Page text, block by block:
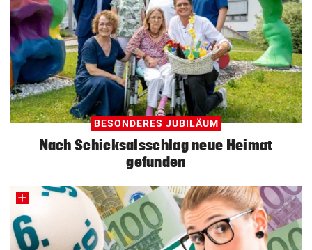
BESONDERES JUBILÄUM
Nach Schicksalsschlag neue Heimat
gefunden